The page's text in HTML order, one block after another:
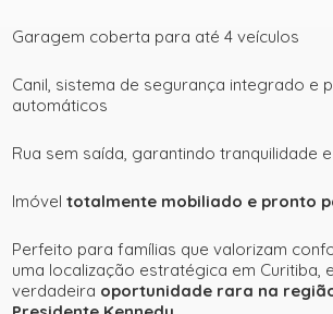
Garagem coberta para até 4 veículos
Canil, sistema de segurança integrado e
automáticos
Rua sem saída, garantindo tranquilidade
Imóveltotalmente mobiliado e pronto
Perfeito para famílias que valorizam
uma localização estratégica em Curitiba,
verdadeira oportunidade rara na